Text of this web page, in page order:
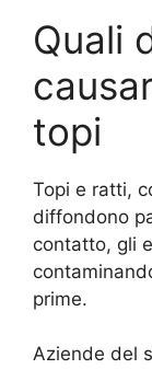
Quali
topi
Topi e ratti,
diffondono
contatto, gli
prime.
Aziende del